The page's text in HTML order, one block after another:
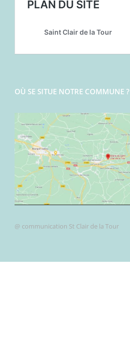
OÙ SE SITUE NOTRE COMMUNE ?
@ communication St Clair de la Tour